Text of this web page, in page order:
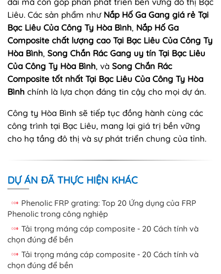
Liêu. Các sản phẩm như Nắp Hố Ga Gang giá rẻ Tại
Bạc Liêu Của Công Ty Hòa Bình, Nắp Hố Ga
Composite chất lượng cao Tại Bạc Liêu Của Công Ty
Hòa Bình, Song Chắn Rác Gang uy tín Tại Bạc Liêu
Của Công Ty Hòa Bình, và Song Chắn Rác
Composite tốt nhất Tại Bạc Liêu Của Công Ty Hòa
Bình chính là lựa chọn đáng tin cậy cho mọi dự án.
Công ty Hòa Bình sẽ tiếp tục đồng hành cùng các
công trình tại Bạc Liêu, mang lại giá trị bền vững
cho hạ tầng đô thị và sự phát triển chung của tỉnh.
DỰ ÁN ĐÃ THỰC HIỆN KHÁC
Phenolic FRP grating: Top 20 Ứng dụng của FRP
Phenolic trong công nghiệp
Tải trọng máng cáp composite - 20 Cách tính và
chọn đúng để bền
Tải trọng máng cáp composite - 20 Cách tính và
chọn đúng để bền